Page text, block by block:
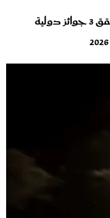
المنتخب السعودي للذكاء الاصطناعي يحقق 3 جوائز دولية